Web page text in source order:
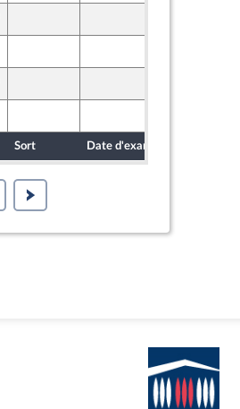
l’intergroupe NUPES)
Territoires
Sort Date d'examen